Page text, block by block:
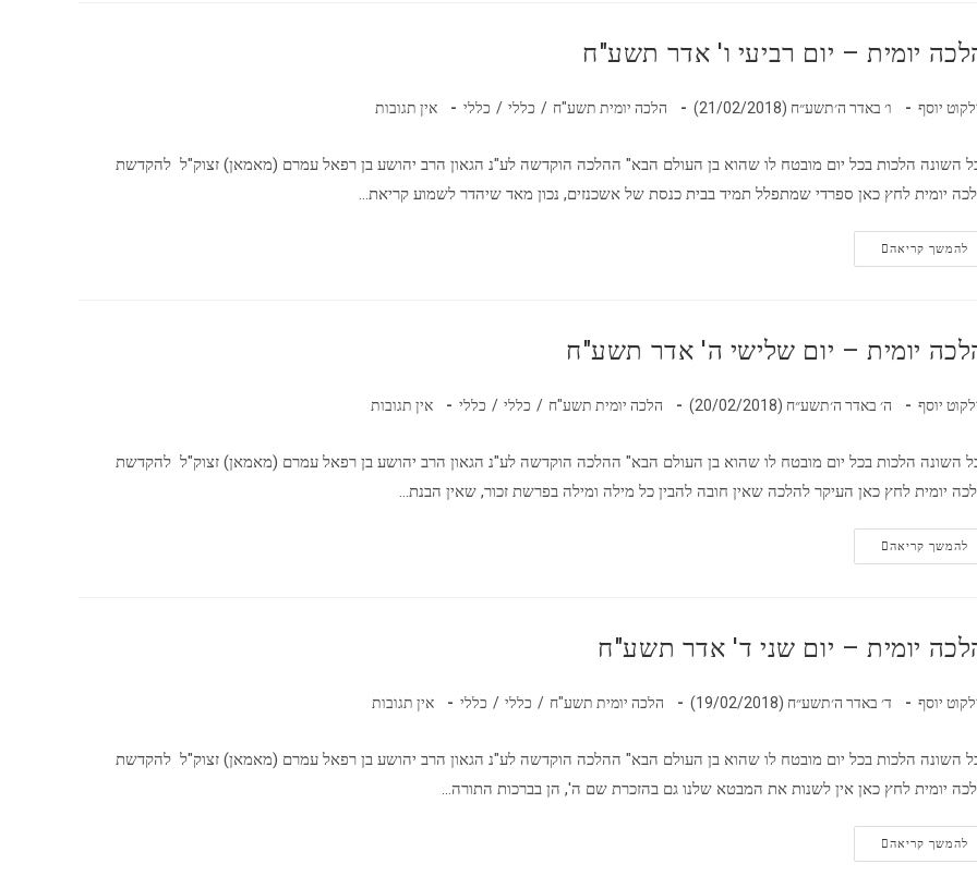
יומית – יום רביעי ו' אדר תשע"ח
יוסף ו׳ באדר ה׳תשע״ח (21/02/2018) הלכה יומית תשע"ח / כללי / כללי אין תגובות
השונה הלכות בכל יום מובטח לו שהוא בן העולם הבא" ההלכה הוקדשה לע"נ הגאון הרב יהושע בן רפאל עמרם (מאמאן) זצוק"ל להקדשת
יומית לחץ כאן ספרדי שמתפלל תמיד בבית כנסת של אשכנזים, נכון מאד שיהדר לשמוע קריאת…
להמשך קריאה
יומית – יום שלישי ה' אדר תשע"ח
יוסף ה׳ באדר ה׳תשע״ח (20/02/2018) הלכה יומית תשע"ח / כללי / כללי אין תגובות
השונה הלכות בכל יום מובטח לו שהוא בן העולם הבא" ההלכה הוקדשה לע"נ הגאון הרב יהושע בן רפאל עמרם (מאמאן) זצוק"ל להקדשת
יומית לחץ כאן העיקר להלכה שאין חובה להבין כל מילה ומילה בפרשת זכור, שאין הבנת…
להמשך קריאה
יומית – יום שני ד' אדר תשע"ח
יוסף ד׳ באדר ה׳תשע״ח (19/02/2018) הלכה יומית תשע"ח / כללי / כללי אין תגובות
השונה הלכות בכל יום מובטח לו שהוא בן העולם הבא" ההלכה הוקדשה לע"נ הגאון הרב יהושע בן רפאל עמרם (מאמאן) זצוק"ל להקדשת
יומית לחץ כאן אין לשנות את המבטא שלנו גם בהזכרת שם ה', הן בברכות התורה…
להמשך קריאה